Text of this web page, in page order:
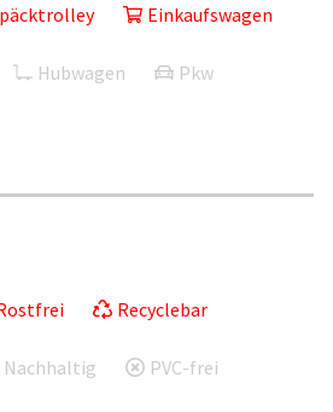
Einkaufswagen
Hubwagen Pkw
Recyclebar
Nachhaltig PVC-frei